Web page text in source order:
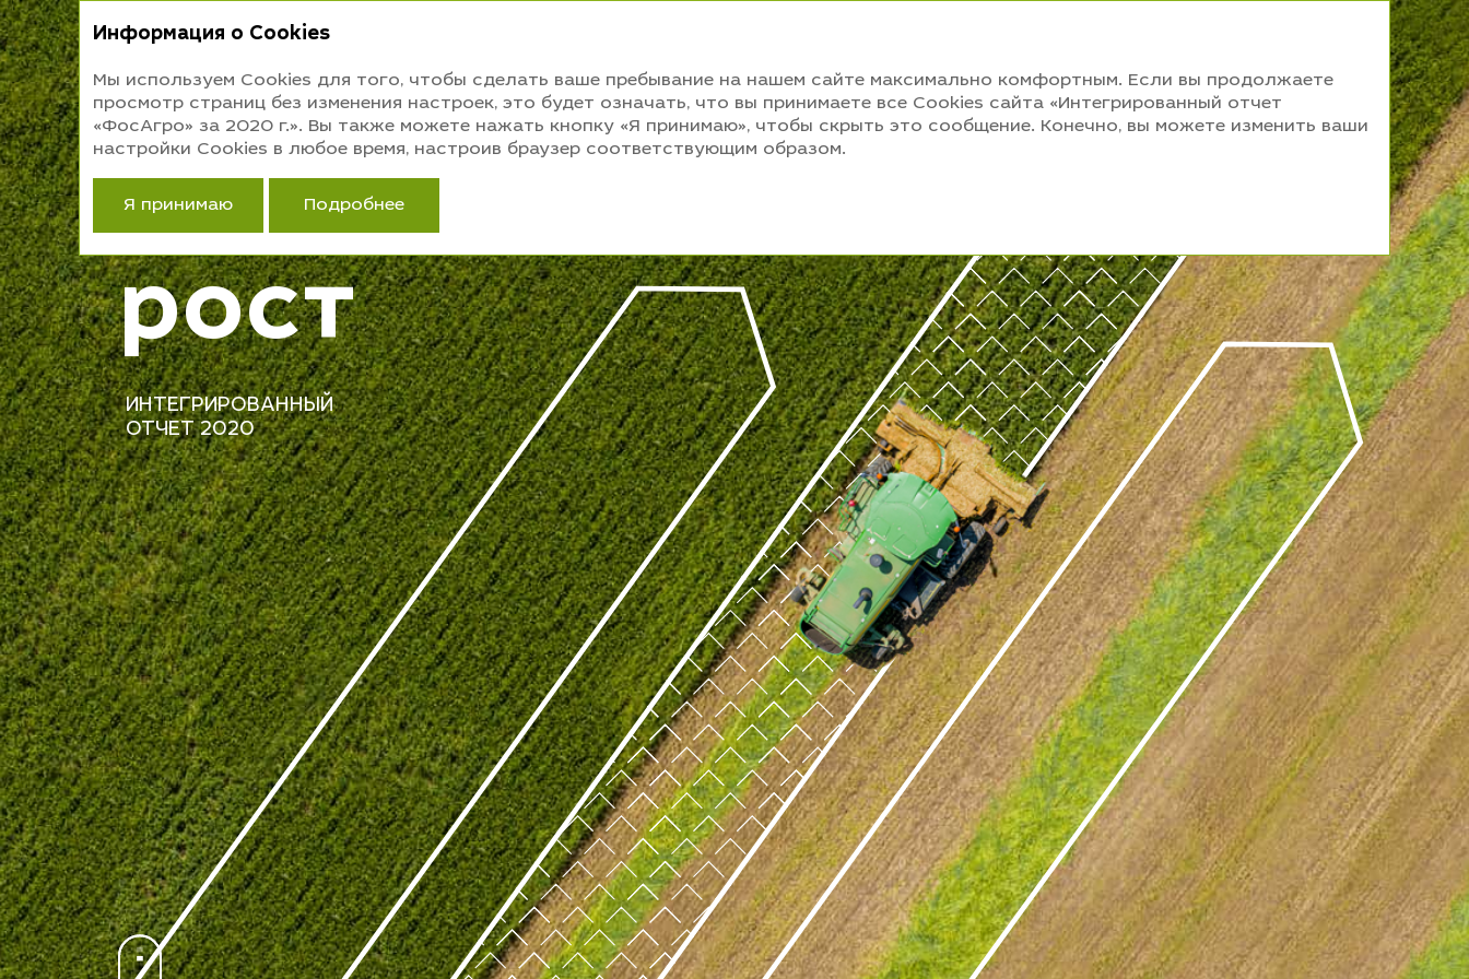
PRO
рост
ИНТЕГРИРОВАННЫЙ
ОТЧЕТ 2020
Информация о Cookies
Мы используем Cookies для того, чтобы сделать ваше пребывание на нашем сайте максимально комфортным. Если вы продолжаете
просмотр страниц без изменения настроек, это будет означать, что вы принимаете все Cookies сайта «Интегрированный отчет
«ФосАгро» за 2020 г.». Вы также можете нажать кнопку «Я принимаю», чтобы скрыть это сообщение. Конечно, вы можете изменить ваши
настройки Cookies в любое время, настроив браузер соответствующим образом.
Я принимаю Подробнее